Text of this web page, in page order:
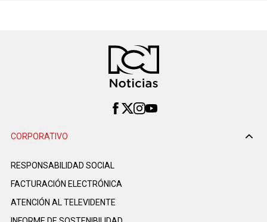
CORPORATIVO
RESPONSABILIDAD SOCIAL
FACTURACIÓN ELECTRÓNICA
ATENCIÓN AL TELEVIDENTE